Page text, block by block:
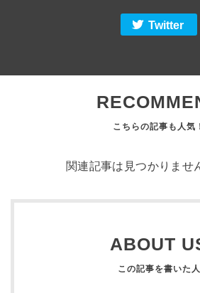
Twitter
関連記事は見つかりませ
ABOUT